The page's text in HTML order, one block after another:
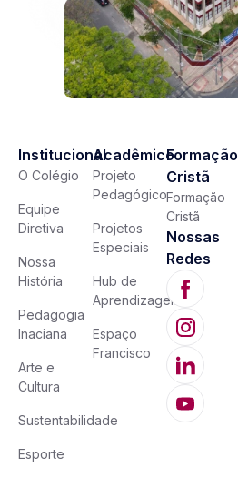
Institucional
O Colégio
Equipe
Diretiva
Nossa
História
Pedagogia
Inaciana
Arte e
Cultura
Sustentabilidade
Esporte
Acadêmico
Projeto
Pedagógico
Projetos
Especiais
Hub de
Aprendizagem
Espaço
Francisco
Formação
Cristã
Formação
Cristã
Nossas
Redes